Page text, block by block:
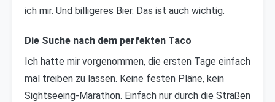
ich mir. Und billigeres Bier. Das ist auch wichtig.
Die Suche nach dem perfekten Taco
Ich hatte mir vorgenommen, die ersten Tage einfach
mal treiben zu lassen. Keine festen Pläne, kein
Sightseeing-Marathon. Einfach nur durch die Straßen